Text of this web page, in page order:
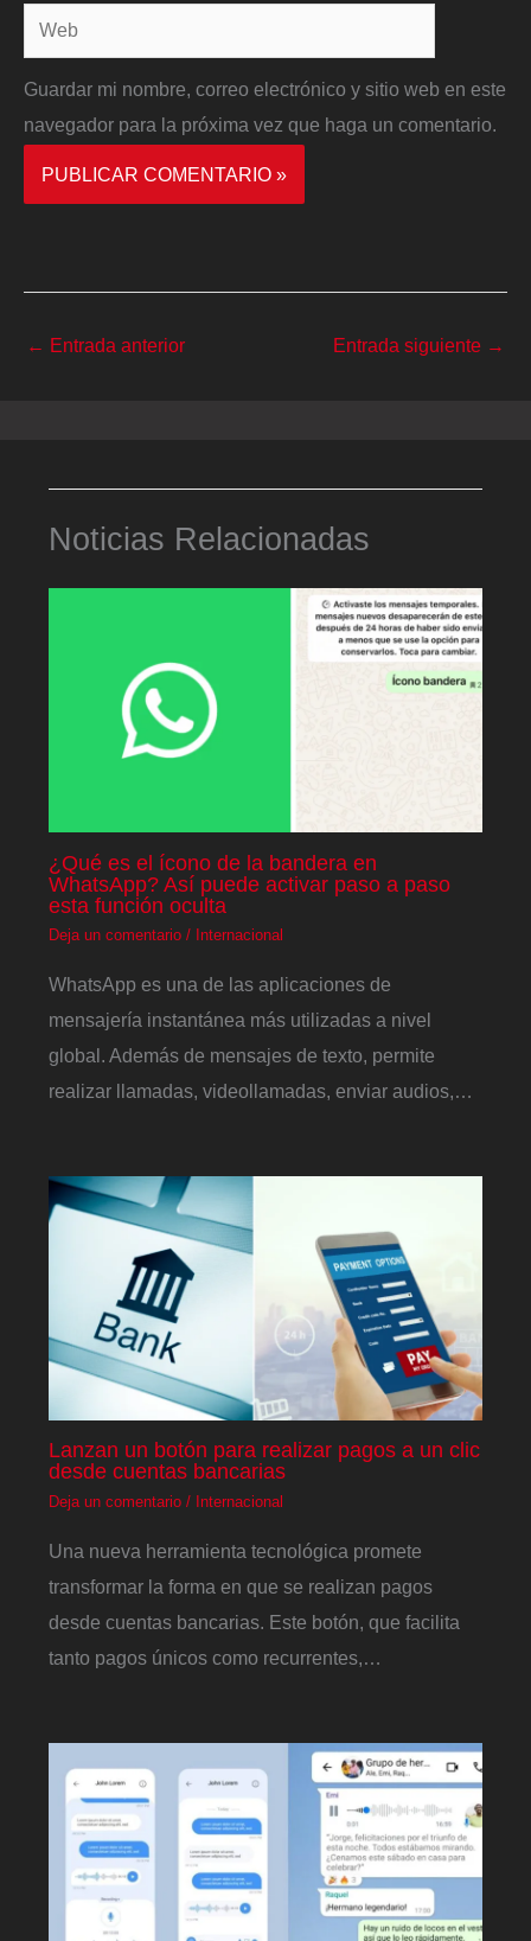
Web
Guardar mi nombre, correo electrónico y sitio web en este
navegador para la próxima vez que haga un comentario.
← Entrada anterior Entrada siguiente →
Noticias Relacionadas
¿Qué es el ícono de la bandera en
WhatsApp? Así puede activar paso a paso
esta función oculta
Deja un comentario / Internacional
WhatsApp es una de las aplicaciones de
mensajería instantánea más utilizadas a nivel
global. Además de mensajes de texto, permite
realizar llamadas, videollamadas, enviar audios,…
Lanzan un botón para realizar pagos a un clic
desde cuentas bancarias
Deja un comentario / Internacional
Una nueva herramienta tecnológica promete
transformar la forma en que se realizan pagos
desde cuentas bancarias. Este botón, que facilita
tanto pagos únicos como recurrentes,…